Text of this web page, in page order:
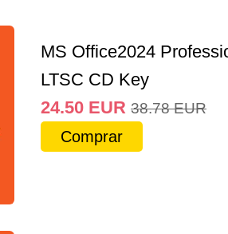
MS Office2024
LTSC CD Key
24.50 EUR 38.78 EUR
Comprar